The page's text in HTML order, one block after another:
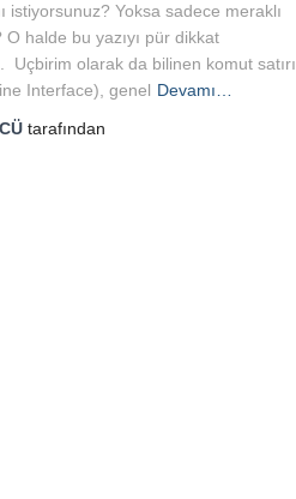
istiyorsunuz? Yoksa sadece meraklı
O halde bu yazıyı pür dikkat
Uçbirim olarak da bilinen komut satırı
Interface), genel Devamı…
tarafından